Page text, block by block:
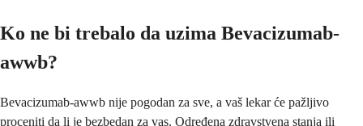
Ko ne bi trebalo da uzima Bevacizumab-
awwb?
Bevacizumab-awwb nije pogodan za sve, a vaš lekar će pažljivo
proceniti da li je bezbedan za vas. Određena zdravstvena stanja ili